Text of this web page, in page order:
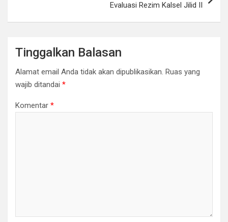
Evaluasi Rezim Kalsel Jilid II
Tinggalkan Balasan
Alamat email Anda tidak akan dipublikasikan. Ruas yang
wajib ditandai *
Komentar *